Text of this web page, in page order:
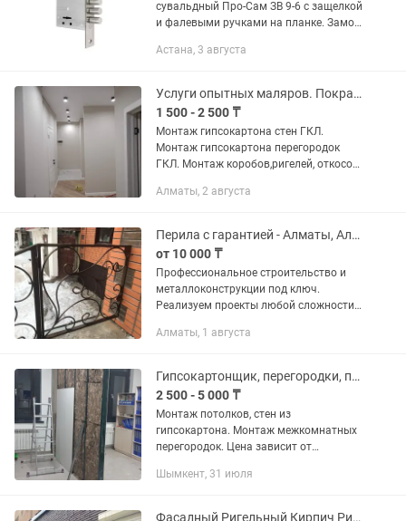
сувальдный Про-Сам ЗВ 9-6 с защелкой
и фалевыми ручками на планке. Замок
активными сувальдами. Предназначен
Астана, 3 августа
Услуги опытных маляров. Покраска Побелка
1 500 - 2 500 ₸
Монтаж гипсокартона стен ГКЛ.
Монтаж гипсокартона перегородок
ГКЛ. Монтаж коробов,ригелей, откосов
Обои. Галтели. Наливной пол.
же...
Алматы, 2 августа
Перила с гарантией - Алматы, Алматинская область
от 10 000 ₸
Профессиональное строительство и
металлоконструкции под ключ.
Реализуем проекты любой сложности
Мы предлагаем комплексный подход:
Алматы, 1 августа
Гипсокартонщик, перегородки, потолок
2 500 - 5 000 ₸
Монтаж потолков, стен из
гипсокартона. Монтаж межкомнатных
перегородок. Цена зависит от
указаны ориентировочные цены за
от...
Шымкент, 31 июля
Фасадный Ригельный Кирпич Ригель